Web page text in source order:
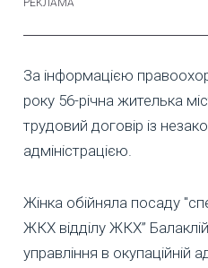
За інформацією
року 56-річна жителька
трудовий договір із
адміністрацією.
Жінка обійняла посаду
ЖКХ відділу ЖКХ”
управління в окупаційній